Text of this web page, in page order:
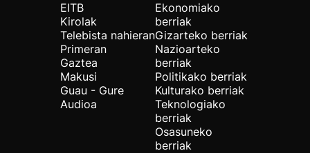
EITB
Kirolak
Telebista nahieran
Primeran
Gaztea
Makusi
Guau - Gure
Audioa
Ekonomiako
berriak
Gizarteko berriak
Nazioarteko
berriak
Politikako berriak
Kulturako berriak
Teknologiako
berriak
Osasuneko
berriak